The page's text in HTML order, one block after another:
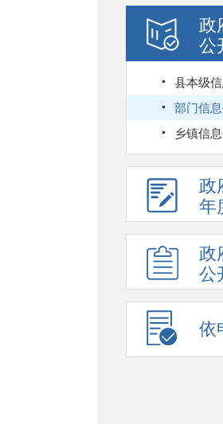
政
公
县本级
部门信
乡镇信
政
年
政
公
依